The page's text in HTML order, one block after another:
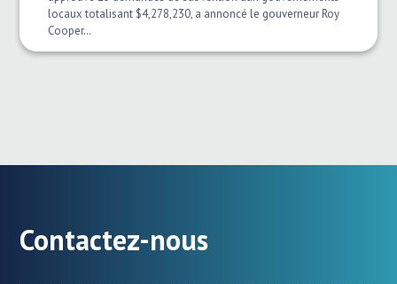
locaux totalisant $4,278,230, a annoncé le gouverneur Roy
Cooper…
Contactez-nous